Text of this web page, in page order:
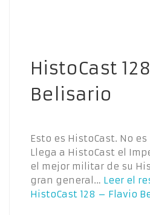
HistoCast
Belisario
Esto es HistoCast. No
Llega a HistoCast el
el mejor militar de su
gran general… Leer el
HistoCast 128 – Flavio